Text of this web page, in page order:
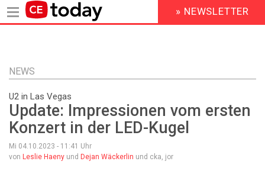
Inhalt
HEADER
MENU
» NEWSLETTER
NEWS
U2 in Las Vegas
Update: Impressionen vom ersten
Konzert in der LED-Kugel
Mi 04.10.2023 - 11:41 Uhr
von Leslie Haeny und Dejan Wäckerlin und cka, jor